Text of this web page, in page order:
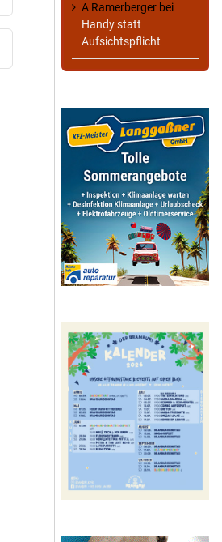
A Ramerberger bei
Handy statt
Aufsichtspflicht